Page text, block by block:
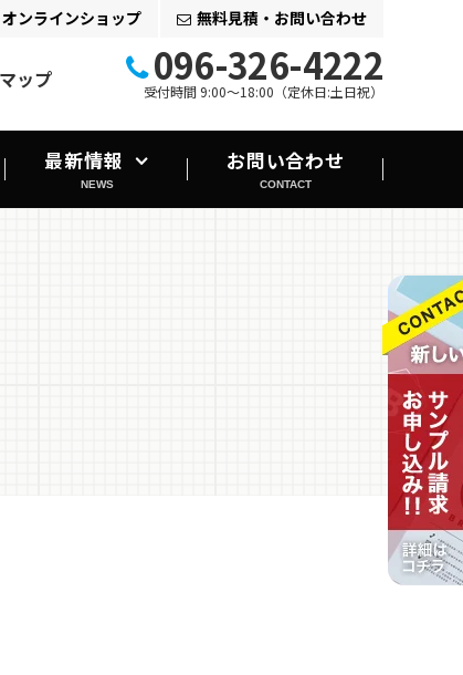
ップ
オンラインショップ 無料見積・お問い合わせ
096-326-4222
受付時間 9:00～18:00（定休日:土日祝）
最新情報
NEWS
お問い合わせ
CONTACT